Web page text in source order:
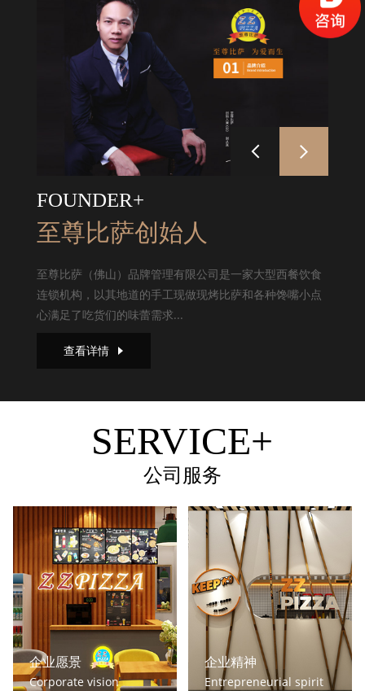
FOUNDER+
至尊比萨创始人
至尊比萨（佛山）品牌管理有限公司是一家大型西餐饮食
连锁机构，以其地道的手工现做现烤比萨和各种馋嘴小点
心满足了吃货们的味蕾需求...
查看详情
SERVICE+
公司服务
企业愿景
Corporate vision
企业精神
Entrepreneurial spirit